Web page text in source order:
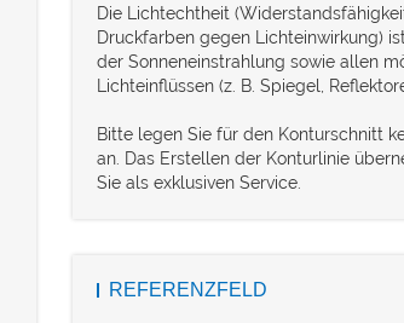
Die Lichtechtheit
Druckfarben gegen Lichteinwirkung)
der Sonneneinstrahlung sowie allen
Lichteinflüssen (z. B. Spiegel,
Bitte legen Sie für den Konturschnitt
an. Das Erstellen der Konturlinie
Sie als exklusiven Service.
REFERENZFELD